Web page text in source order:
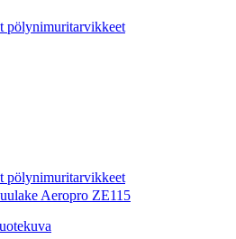
pölynimuritarvikkeet
pölynimuritarvikkeet
Aeropro ZE115